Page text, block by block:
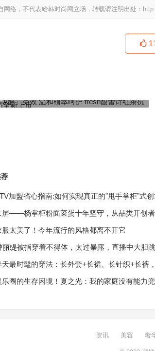
网络，不代表哈韩时尚网立场，转载请注明出处：
加盟省心指南:如何实现真正的”甩手掌柜”式
屏——杨掌柜粉面菜蛋十年坚守，从品类开创
服太美了！今年流行的风格都离不开它
丽缇被指穿着不得体，太过暴露，直播中大胆
最时髦的穿法：长外套+长裙、长针织+长裤
乐圈的生存困境！夏之光：我的家庭没有能力
资讯 美容 奢